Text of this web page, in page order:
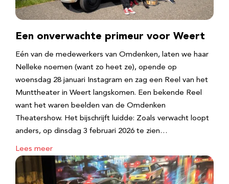
Een onverwachte primeur voor Weert
Eén van de medewerkers van Omdenken, laten we haar
Nelleke noemen (want zo heet ze), opende op
woensdag 28 januari Instagram en zag een Reel van het
Munttheater in Weert langskomen. Een bekende Reel
want het waren beelden van de Omdenken
Theatershow. Het bijschrijft luidde: Zoals verwacht loopt
anders, op dinsdag 3 februari 2026 te zien…
Lees meer